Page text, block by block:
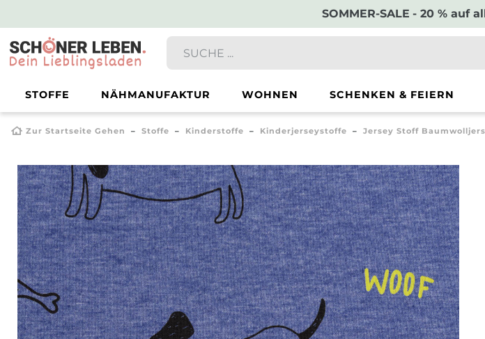
SOMMER-SALE - 20 % auf
STOFFE NÄHMANUFAKTUR WOHNEN SCHENKEN & FEIERN
Zur Startseite Gehen Stoffe Kinderstoffe Kinderjerseystoffe Jersey Stoff